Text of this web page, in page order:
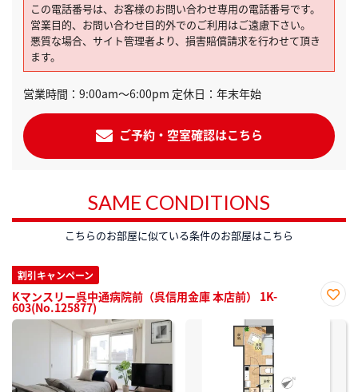
この電話番号は、お客様のお問い合わせ専用の電話番号です。
営業目的、お問い合わせ目的外でのご利用はご遠慮下さい。
悪質な場合、サイト管理者より、損害賠償請求を行わせて頂き
ます。
営業時間：9:00am～6:00pm 定休日：年末年始
ご予約・空室確認はこちら
SAME CONDITIONS
こちらのお部屋に似ている条件のお部屋はこちら
割引キャンペーン
Kマンスリー呉中通病院前（呉信用金庫 本店前） 1K-
603(No.125877)
に入